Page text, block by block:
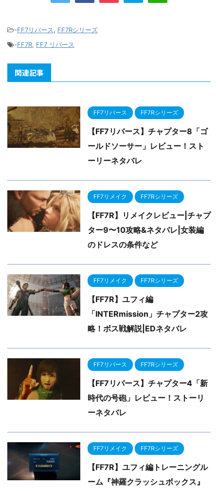
-FF7リバース, FF7Rシリーズ
-FF7R, FF7 リバース
関連記事
FF7リバース FF7Rシリーズ
【FF7リバース】チャプター8「ゴ
ールドソーサー」レビュー！スト
ーリーネタバレ
FF7リメイク FF7Rシリーズ
【FF7R】リメイクレビュー|チャプ
ター9〜10攻略&ネタバレ|女装編
のドレスの条件など
FF7リメイク FF7Rシリーズ
【FF7R】ユフィ編
「INTERmission」チャプター2攻
略！ボス戦解説|EDネタバレ
FF7リバース FF7Rシリーズ
【FF7リバース】チャプター4「新
時代の号砲」レビュー！ストーリ
ーネタバレ
FF7リメイク FF7Rシリーズ
【FF7R】ユフィ編トレーニングル
ーム『神羅クラッシュボックス』